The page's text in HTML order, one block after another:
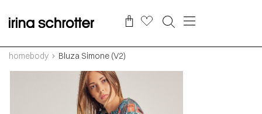
homebody Bluza Simone (V2)